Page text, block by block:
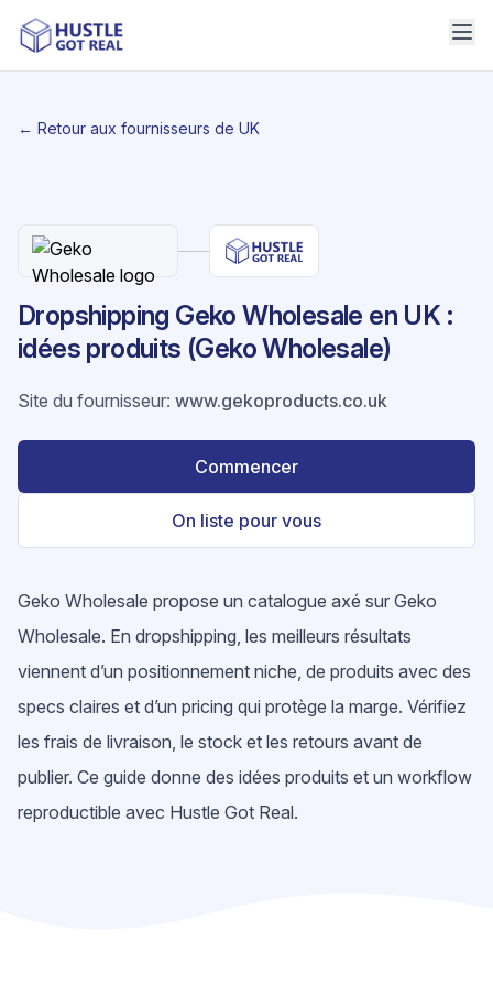
← Retour aux fournisseurs de UK
Dropshipping Geko Wholesale en UK :
idées produits (Geko Wholesale)
Site du fournisseur: www.gekoproducts.co.uk
Commencer
On liste pour vous
Geko Wholesale propose un catalogue axé sur Geko
Wholesale. En dropshipping, les meilleurs résultats
viennent d’un positionnement niche, de produits avec des
specs claires et d’un pricing qui protège la marge. Vérifiez
les frais de livraison, le stock et les retours avant de
publier. Ce guide donne des idées produits et un workflow
reproductible avec Hustle Got Real.